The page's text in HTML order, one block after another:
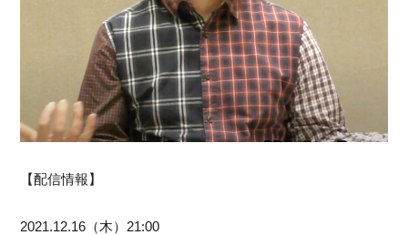
【配信情報】
2021.12.16（木）21:00